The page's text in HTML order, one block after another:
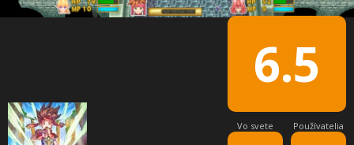
6.5
Vo svete Používatelia